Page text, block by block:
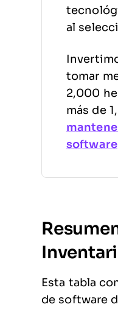
al
tomar
2,000
más de
software
Esta tabla
de software